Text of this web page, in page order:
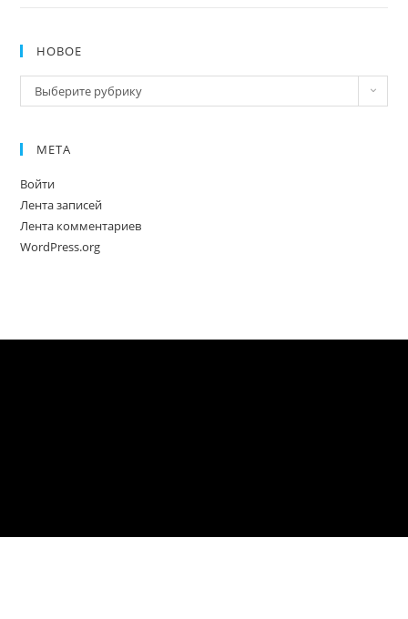
НОВОЕ
Новое
Выберите рубрику
МЕТА
Войти
Лента записей
Лента комментариев
WordPress.org